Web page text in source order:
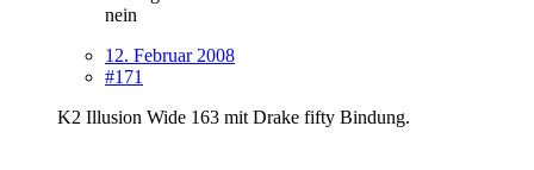
nein
12. Februar 2008
#171
K2 Illusion Wide 163 mit Drake fifty Bindung.